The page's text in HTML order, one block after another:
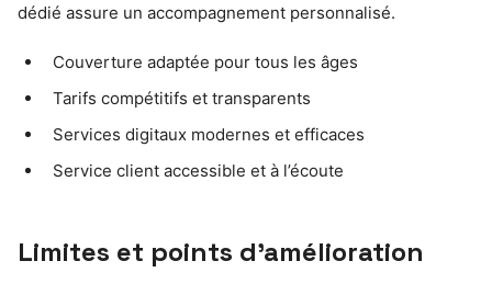
dédié assure un accompagnement personnalisé.
Couverture adaptée pour tous les âges
Tarifs compétitifs et transparents
Services digitaux modernes et efficaces
Service client accessible et à l’écoute
Limites et points d’amélioration